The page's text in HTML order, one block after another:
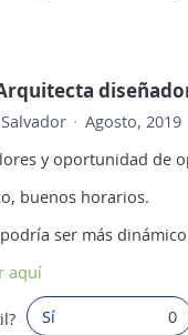
Agosto, 2019
y oportunidad de
buenos horarios.
ser más
aquí
Sí 0